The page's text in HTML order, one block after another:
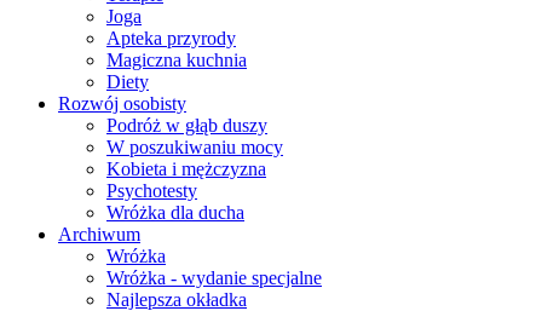
Joga
Apteka przyrody
Magiczna kuchnia
Diety
Rozwój osobisty
Podróż w głąb duszy
W poszukiwaniu mocy
Kobieta i mężczyzna
Psychotesty
Wróżka dla ducha
Archiwum
Wróżka
Wróżka - wydanie specjalne
Najlepsza okładka